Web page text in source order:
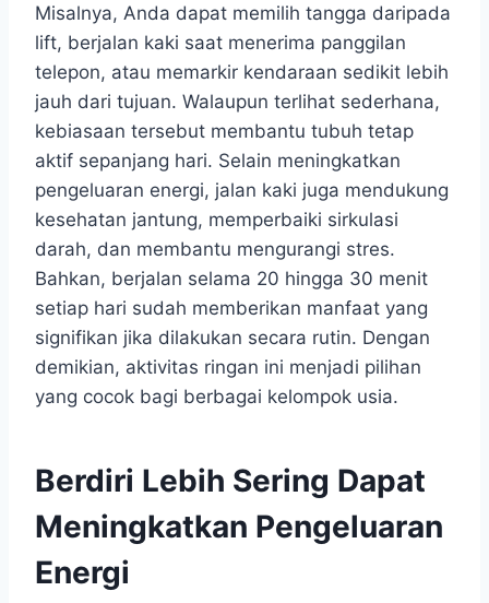
Misalnya, Anda dapat memilih tangga daripada
lift, berjalan kaki saat menerima panggilan
telepon, atau memarkir kendaraan sedikit lebih
jauh dari tujuan. Walaupun terlihat sederhana,
kebiasaan tersebut membantu tubuh tetap
aktif sepanjang hari. Selain meningkatkan
pengeluaran energi, jalan kaki juga mendukung
kesehatan jantung, memperbaiki sirkulasi
darah, dan membantu mengurangi stres.
Bahkan, berjalan selama 20 hingga 30 menit
setiap hari sudah memberikan manfaat yang
signifikan jika dilakukan secara rutin. Dengan
demikian, aktivitas ringan ini menjadi pilihan
yang cocok bagi berbagai kelompok usia.
Berdiri Lebih Sering Dapat
Meningkatkan Pengeluaran
Energi